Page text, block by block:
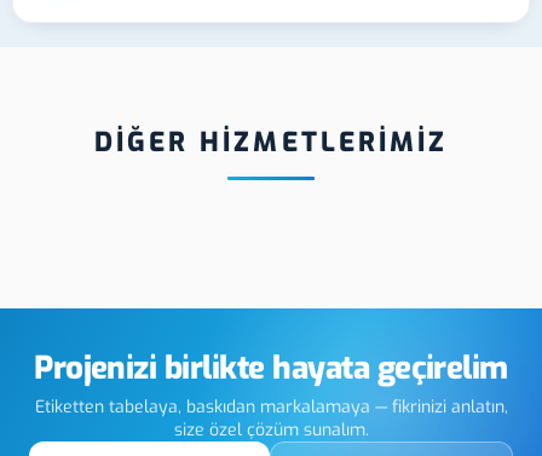
DİĞER HİZMETLERİMİZ
Projenizi birlikte hayata geçirelim
Etiketten tabelaya, baskıdan markalamaya — fikrinizi anlatın,
size özel çözüm sunalım.